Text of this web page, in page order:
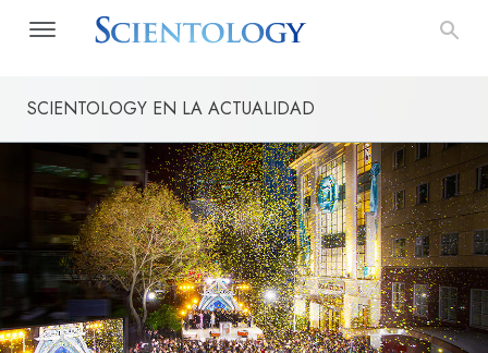
SCIENTOLOGY EN LA ACTUALIDAD